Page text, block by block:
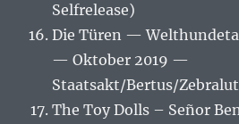
Selfrelease)
Die Türen —
— Oktober 2019 —
Staatsakt/Bertus/
The Toy Dolls – Señor